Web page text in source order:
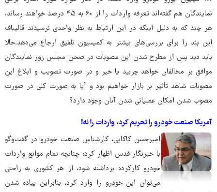
نمایندگان هم گفته‌اند تعرفه واردات را از ۶۰ به ۴۵ درصد خواهند رساند،
هر چند که به ‌دلیل اینکه در این ارتباط به‌ نظر واحدی نرسیدند قالیباف
این بند را برای بررسی‌های بیشتر به ‌کمیسیون تلفیق ارجاع می‌دهد.حالا
باید دید پس از مطرح شدن این مصوبات در صحن مجلس زور نمایندگان
موافق بر مخالفان خواهد چربید یا خیر و در صورت تصویب و ابلاغ این
مصوبات شاهد تأثیر بر بازار خواهیم بود و آیا به ‌صورت کلی در صورت
مصوب شدن امکان عملیاتی شدن آنان وجود دارد؟
آمریکا صنعت خودرو را تحریم کرد، واردات را نه!
امیرحسن کاکایی، کارشناس صنعت خودرو در گفت‌وگو
با خبرنگار قدس اظهار کرد: چنانچه تمام موانع واردات
خودرو کارکرده برداشته شود، از هر کشوری به ‌راحتی
می‌توان این خودرو را وارد کرد، بنابراین پیاده شدن